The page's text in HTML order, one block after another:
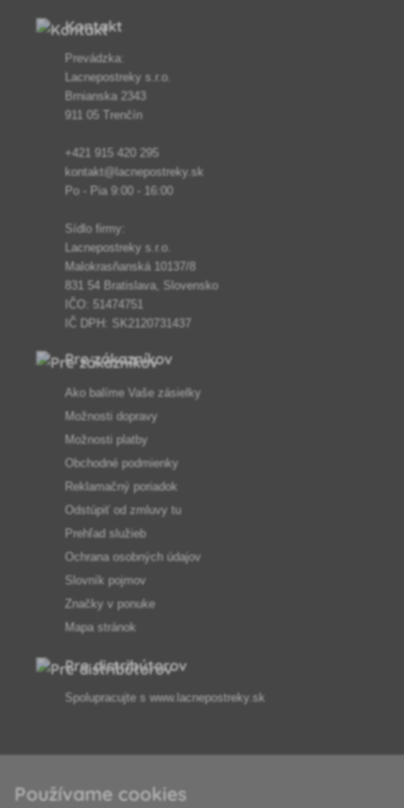
Kontakt
Prevádzka:
Lacnepostreky s.r.o.
Brnianska 2343
911 05 Trenčín
+421 915 420 295
kontakt@lacnepostreky.sk
Po - Pia 9:00 - 16:00
Sídlo firmy:
Lacnepostreky s.r.o.
Malokrasňanská 10137/8
831 54 Bratislava, Slovensko
IČO: 51474751
IČ DPH: SK2120731437
Pre zákazníkov
Ako balíme Vaše zásielky
Možnosti dopravy
Možnosti platby
Obchodné podmienky
Reklamačný poriadok
Odstúpiť od zmluvy tu
Prehľad služieb
Ochrana osobných údajov
Slovník pojmov
Značky v ponuke
Mapa stránok
Pre distribútorov
Spolupracujte s www.lacnepostreky.sk
Vždy vám odborne poradíme
Používame cookies